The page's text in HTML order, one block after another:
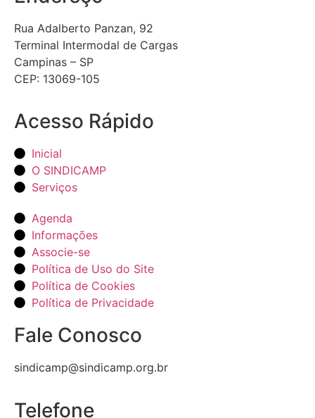
Rua Adalberto Panzan, 92
Terminal Intermodal de Cargas
Campinas – SP
CEP: 13069-105
Acesso Rápido
Inicial
O SINDICAMP
Serviços
Agenda
Informações
Associe-se
Política de Uso do Site
Política de Cookies
Política de Privacidade
Fale Conosco
sindicamp@sindicamp.org.br
Telefone